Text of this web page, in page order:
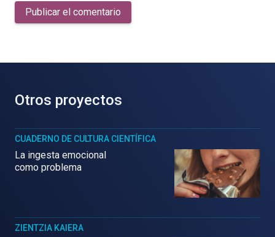
Publicar el comentario
Otros proyectos
CUADERNO DE CULTURA CIENTÍFICA
La ingesta emocional
como problema
ZIENTZIA KAIERA